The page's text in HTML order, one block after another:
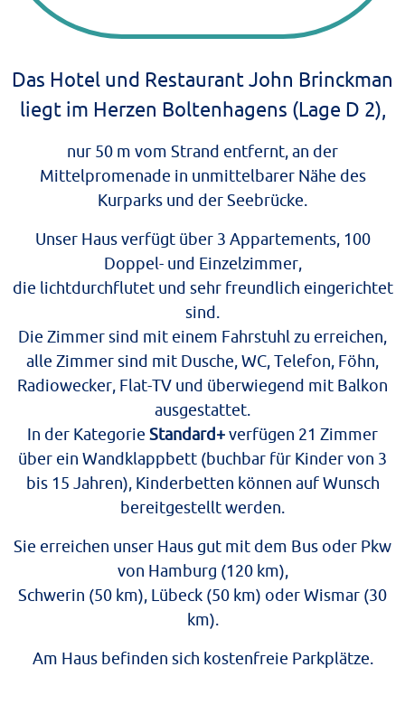
Das Hotel und Restaurant John Brinckman
liegt im Herzen Boltenhagens (Lage D 2),
nur 50 m vom Strand entfernt, an der
Mittelpromenade in unmittelbarer Nähe des
Kurparks und der Seebrücke.
Unser Haus verfügt über 3 Appartements, 100
Doppel- und Einzelzimmer,
die lichtdurchflutet und sehr freundlich eingerichtet
sind.
Die Zimmer sind mit einem Fahrstuhl zu erreichen,
alle Zimmer sind mit Dusche, WC, Telefon, Föhn,
Radiowecker, Flat-TV und überwiegend mit Balkon
ausgestattet.
In der Kategorie Standard+ verfügen 21 Zimmer
über ein Wandklappbett (buchbar für Kinder von 3
bis 15 Jahren), Kinderbetten können auf Wunsch
bereitgestellt werden.
Sie erreichen unser Haus gut mit dem Bus oder Pkw
von Hamburg (120 km),
Schwerin (50 km), Lübeck (50 km) oder Wismar (30
km).
Am Haus befinden sich kostenfreie Parkplätze.